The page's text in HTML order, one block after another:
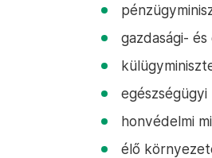
gazdasági-
honvédelmi
élő